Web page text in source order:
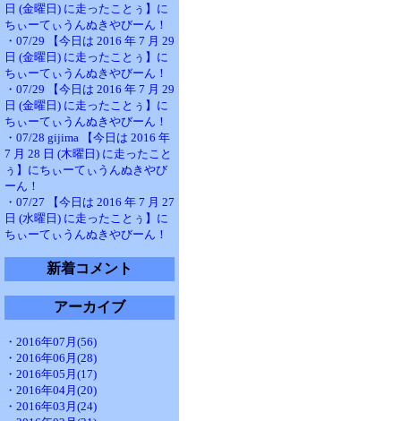
日 (金曜日) に走ったことぅ】に
ちぃーてぃうんぬきやびーん！
・07/29 【今日は 2016 年 7 月 29
日 (金曜日) に走ったことぅ】に
ちぃーてぃうんぬきやびーん！
・07/29 【今日は 2016 年 7 月 29
日 (金曜日) に走ったことぅ】に
ちぃーてぃうんぬきやびーん！
・07/28 gijima 【今日は 2016 年
7 月 28 日 (木曜日) に走ったこと
ぅ】にちぃーてぃうんぬきやび
ーん！
・07/27 【今日は 2016 年 7 月 27
日 (水曜日) に走ったことぅ】に
ちぃーてぃうんぬきやびーん！
新着コメント
アーカイブ
・2016年07月(56)
・2016年06月(28)
・2016年05月(17)
・2016年04月(20)
・2016年03月(24)